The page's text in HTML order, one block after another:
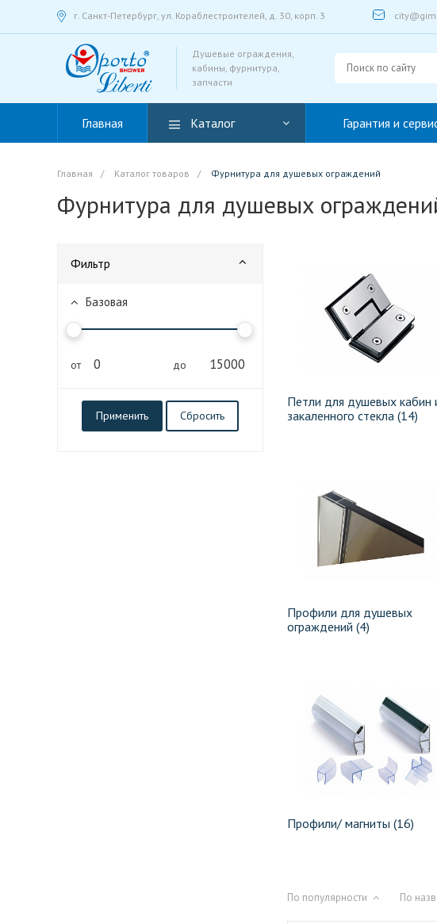
г. Санкт-Петербург, ул. Кораблестроителей, д. 30, корп. 3
Душевые ограждения,
кабины, фурнитура,
запчасти
Главная Каталог Гарантия и
Главная / Каталог товаров / Фурнитура для душевых ограждений
Фурнитура для душевых
Фильтр
Базовая
от до
Петли для душевых кабин
закаленного стекла (14)
Профили для душевых
ограждений (4)
Профили/ магниты (16)
По популярности По